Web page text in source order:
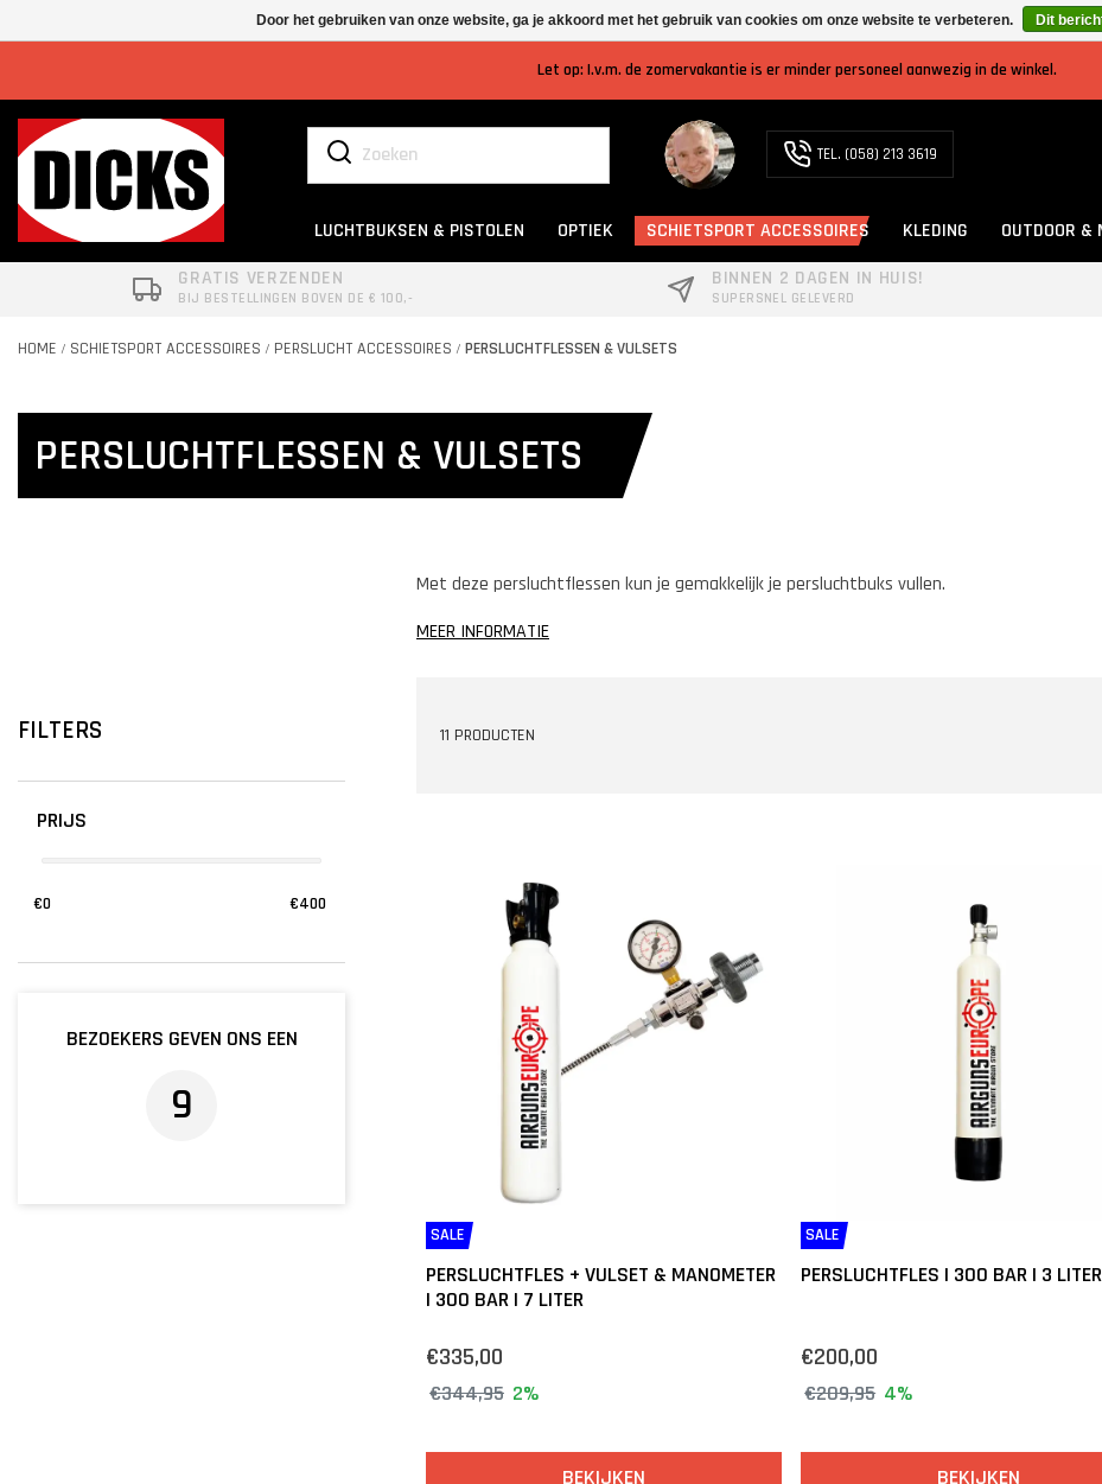
Let op: I.v.m. de zomervakantie is er minder personeel aanwezig in de winkel.
TEL. (058) 213 3619
LUCHTBUKSEN & PISTOLEN OPTIEK SCHIETSPORT ACCESSOIRES KLEDING OUTDOOR &
GRATIS VERZENDEN
BIJ BESTELLINGEN BOVEN DE € 100,-
BINNEN 2 DAGEN IN HUIS!
SUPERSNEL GELEVERD
HOME / SCHIETSPORT ACCESSOIRES / PERSLUCHT ACCESSOIRES / PERSLUCHTFLESSEN & VULSETS
PERSLUCHTFLESSEN & VULSETS
Met deze persluchtflessen kun je gemakkelijk je persluchtbuks vullen.
MEER INFORMATIE
FILTERS
PRIJS
€0 €400
BEZOEKERS GEVEN ONS EEN
9
11 PRODUCTEN
SALE
PERSLUCHTFLES + VULSET & MANOMETER
| 300 BAR | 7 LITER
€335,00
€344,95 2%
BEKIJKEN
SALE
PERSLUCHTFLES | 300 BAR | 3 LITER
€200,00
€209,95 4%
BEKIJKEN
Door het gebruiken van onze website, ga je akkoord met het gebruik van cookies om onze website te verbeteren. Dit